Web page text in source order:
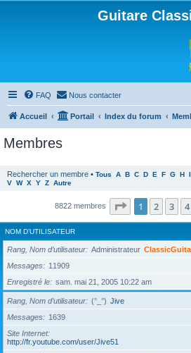
Guitare
FAQ Nous contacter
Accueil Portail Index du forum
Membres
Rechercher un membre • Tous A B C D E F G H I
V W X Y Z Autre
8822 membres Page 1sur177
1 2 3 4
NOM D’UTILISATEUR
Rang, Nom d’utilisateur Administrateur
Messages
11909
Enregistré le
sam. mai 21, 2005 10:22 am
Rang, Nom d’utilisateur (°_°) Jive
Messages
1639
Site Internet
http://fr.youtube.com/user/Jive51